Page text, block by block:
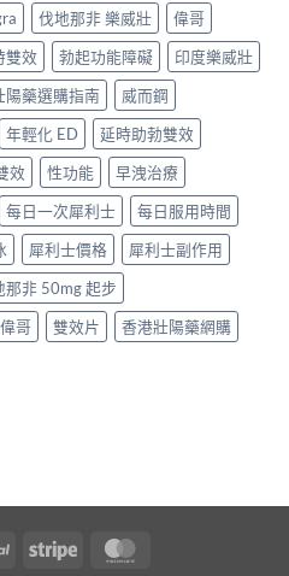
伐地那非 樂威壯
偉哥
雙效 勃起功能障礙
印度樂威壯
陽藥選購指南
威而鋼
年輕化 ED
延時助勃雙效
效 性功能
早洩治療
每日一次犀利士
每日服用時間
犀利士價格
犀利士副作用
那非 50mg 起步
哥 雙效片
香港壯陽藥網購
PayPal Stripe